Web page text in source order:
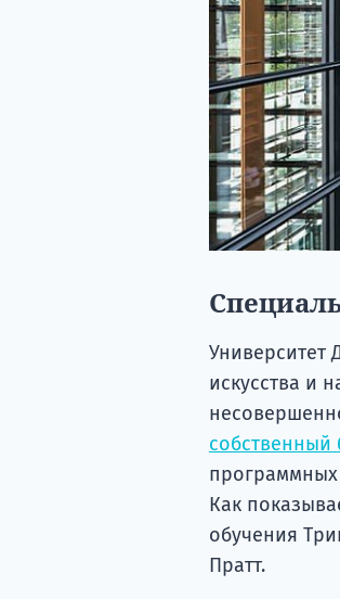
Университет
искусства и
собственный
Как
обучения
Пратт.